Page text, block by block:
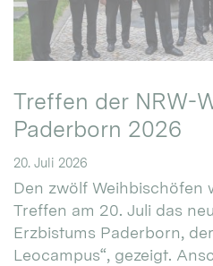
Treffen der NRW-
Paderborn 2026
20. Juli 2026
Den zwölf Weihbischöfen
Treffen am 20. Juli das
Erzbistums Paderborn,
Leocampus“, gezeigt.